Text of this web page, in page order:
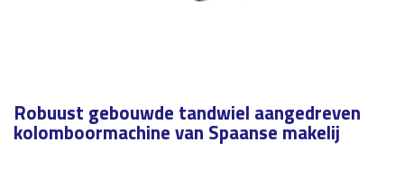
Robuust gebouwde tandwiel aangedreven
kolomboormachine van Spaanse makelij